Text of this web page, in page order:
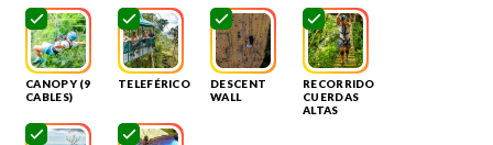
CANOPY (9
CABLES)
TELEFÉRICO
DESCENT
WALL
RECORRIDO
CUERDAS
ALTAS